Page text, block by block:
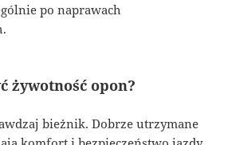
po naprawach
żywotność opon?
bieżnik. Dobrze utrzymane